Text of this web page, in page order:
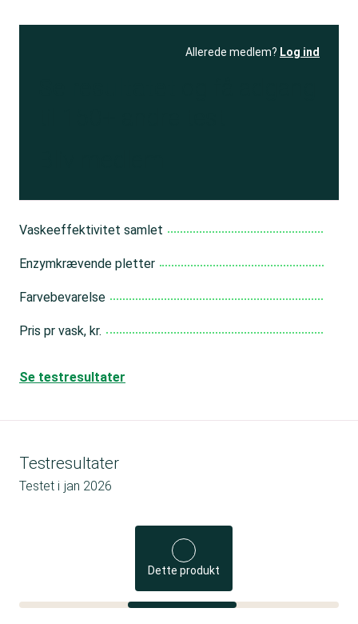
Allerede medlem? Log ind
Vaskeeffektivitet samlet
Enzymkrævende pletter
Farvebevarelse
Pris pr vask, kr.
Se testresultater
Testresultater
Testet i jan 2026
Dette produkt